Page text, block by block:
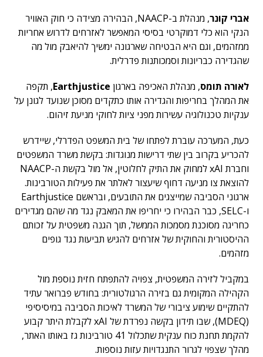
אברי קונר
, מנהלת ב-NAACP, הבהירה מצידה כי חוק האוויר
הנקי הוא כלי דמוקרטי בסיסי המאפשר לאזרחים לדרוש אחריות
ממזהמים, וגם היא הבטיחה שארגונה ימשיך להיאבק מול מה
שהגדירה כבריונות וסמכותנות פדרלית.
לאורה תומס, מנהלת האכיפה בארגון Earthjustice, תקפה
את המהלך בחריפות והגדירה אותו כתקדים מסוכן שנועד לגונן על
ענקיות טכנולוגיה עשירות מפני ציות לחוקי מניעת זיהום.
כעת, המערכה עוברת לפתחו של בית המשפט הפדרלי, שיידרש
להכריע בקרוב בין שתי דרישות מנוגדות: בקשת משרד המשפטים
וחברת xAI למחוק את התיק לחלוטין, אל מול בקשת ה-NAACP
להוצאת צו מניעה דחוף שיעצור לאלתר את פעילות הטורבינות.
ארגוני הסביבה שמייצגים את התובעים, ובראשם Earthjustice
ו-SELC, כבר הבהירו כי יחריפו את המאבק נגד מה שהם מגדירים
כחריגה מסוכנת מסמכות הממשל, תוך הגנה משפטית על זכותם
ההיסטורית והחוקית של אזרחים להגיש תביעות נגד גופים
מזהמים.
במקביל לזירה המשפטית, צפויה להתפתח חזית נוספת מול
הקהילה המקומית גם בזירה הרגולטורית: בחודש פברואר עתיד
להתקיים שימוע ציבורי של המשרד לאיכות הסביבה במיסיסיפי
(MDEQ), שבו תידון בקשה נפרדת של xAI לקבלת היתר קבוע
להקמת תחנת כוח ענקית שתכלול 41 טורבינות גז באותו האתר,
מהלך שצפוי לגרור התנגדויות עזות נוספות.